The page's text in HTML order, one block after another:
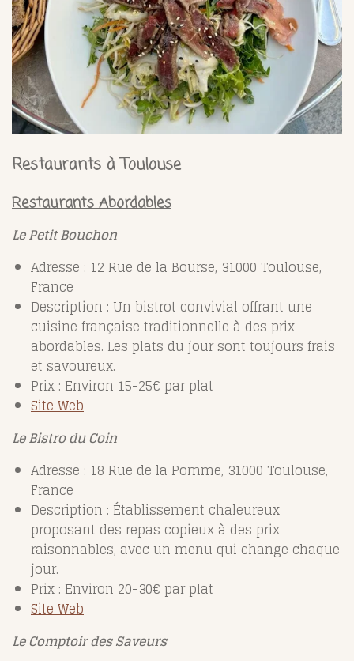
Restaurants à Toulouse
Restaurants Abordables
Le Petit Bouchon
Adresse : 12 Rue de la Bourse, 31000 Toulouse,
France
Description : Un bistrot convivial offrant une
cuisine française traditionnelle à des prix
abordables. Les plats du jour sont toujours frais
et savoureux.
Prix : Environ 15-25€ par plat
Site Web
Le Bistro du Coin
Adresse : 18 Rue de la Pomme, 31000 Toulouse,
France
Description : Établissement chaleureux
proposant des repas copieux à des prix
raisonnables, avec un menu qui change chaque
jour.
Prix : Environ 20-30€ par plat
Site Web
Le Comptoir des Saveurs